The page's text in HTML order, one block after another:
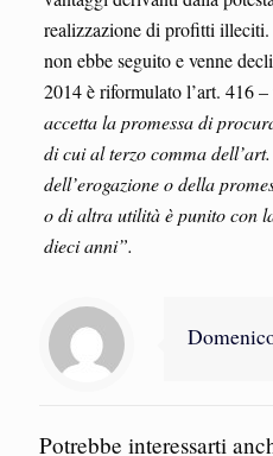
realizzazione di profitti
non ebbe seguito e venne
2014 è riformulato l’art. 416 –
accetta la promessa di
di cui al terzo comma
dell’erogazione o della
o di altra utilità è punito con
dieci anni”.
Potrebbe interessarti